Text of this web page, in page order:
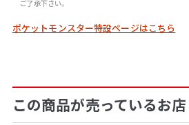
ご了承下さい。
ポケットモンスター特設ページはこちら
この商品が売っているお店